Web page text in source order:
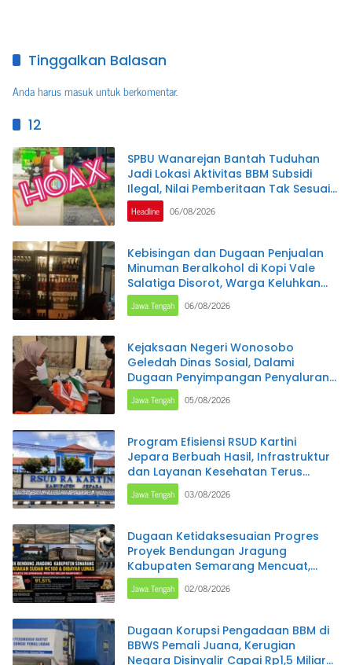
Tinggalkan Balasan
Anda harusmasukuntuk berkomentar.
12
SPBU Wanarejan Bantah Tuduhan
Jadi Lokasi Aktivitas BBM Subsidi
Ilegal, Nilai Pemberitaan Tak Sesuai
Kode Etik Jurnalistik dan
Pertimbangkan Jalur Hukum
Headline 06/08/2026
Kebisingan dan Dugaan Penjualan
Minuman Beralkohol di Kopi Vale
Salatiga Disorot, Warga Keluhkan
Gangguan hingga Larut Malam
Jawa Tengah 06/08/2026
Kejaksaan Negeri Wonosobo
Geledah Dinas Sosial, Dalami
Dugaan Penyimpangan Penyaluran
Program PKH
Jawa Tengah 05/08/2026
Program Efisiensi RSUD Kartini
Jepara Berbuah Hasil, Infrastruktur
dan Layanan Kesehatan Terus
Ditingkatkan
Jawa Tengah 03/08/2026
Dugaan Ketidaksesuaian Progres
Proyek Bendungan Jragung
Kabupaten Semarang Mencuat,
Administrasi Disebut MC 100 Persen,
Pantauan Lapangan Diperkirakan
Jawa Tengah 02/08/2026
Dugaan Korupsi Pengadaan BBM di
BBWS Pemali Juana, Kerugian
Negara Disinyalir Capai Rp1,5 Miliar